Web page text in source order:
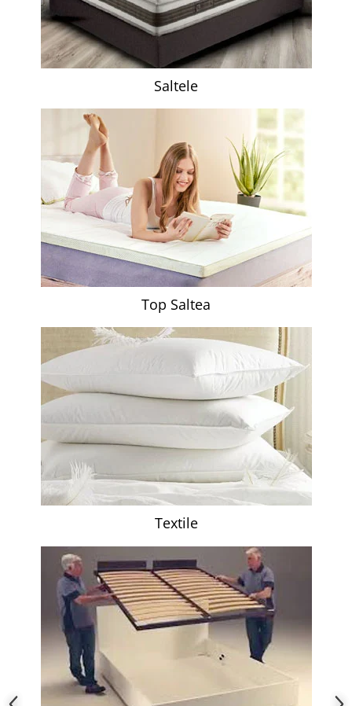
Mese gradinita
Scaune gradinita
Set mese si scaune gradinita
Mobila camera copii
Scaune birou pentru copii
Saltele patuturi copii
Paturi copii
Masa si scaune gradinita
Seturi comode living si dormitor
Saltele
Top Saltea
Textile